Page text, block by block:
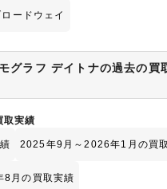
ードウェイ
グラフ デイトナの過去の買
実績
2025年9月～2026年1月の買
月の買取実績